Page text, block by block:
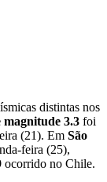
distintas nos
3.3 foi
(21). Em São
feira (25),
ocorrido no Chile.